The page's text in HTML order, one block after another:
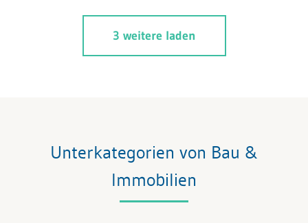
3 weitere laden
Unterkategorien von Bau &
Immobilien